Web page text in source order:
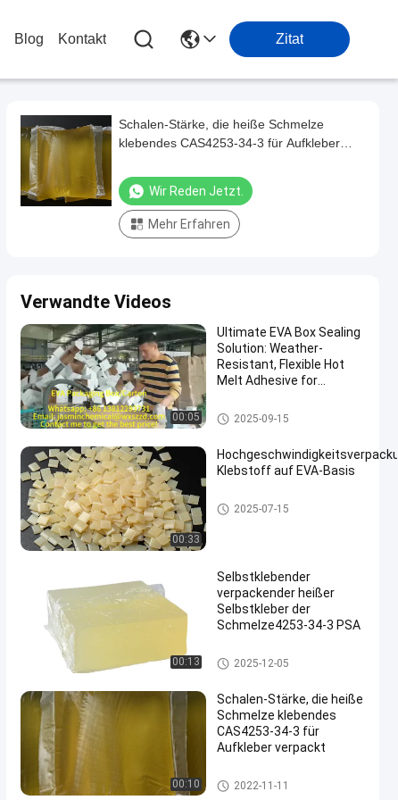
Blog Kontakt Zitat
Schalen-Stärke, die heiße Schmelze
klebendes CAS4253-34-3 für Aufkleber
Wir Reden Jetzt.
Mehr Erfahren
Verwandte Videos
00:05
Ultimate EVA Box Sealing
Solution: Weather-
Resistant, Flexible Hot
Melt Adhesive for
Reliable Product Integrity
Verpackender heißer Schmelzk
leber
2025-09-15
00:33
Klebstoff auf EVA-Basis
EVA heiße Schmelze Kleber
2025-07-15
00:13
Selbstklebender
verpackender heißer
Selbstkleber der
Schmelze4253-34-3 PSA
Verpackender heißer Schmelzk
leber
2025-12-05
00:10
Schalen-Stärke, die heiße
Schmelze klebendes
CAS4253-34-3 für
Aufkleber verpackt
Verpackender heißer Schmelzk
leber
2022-11-11